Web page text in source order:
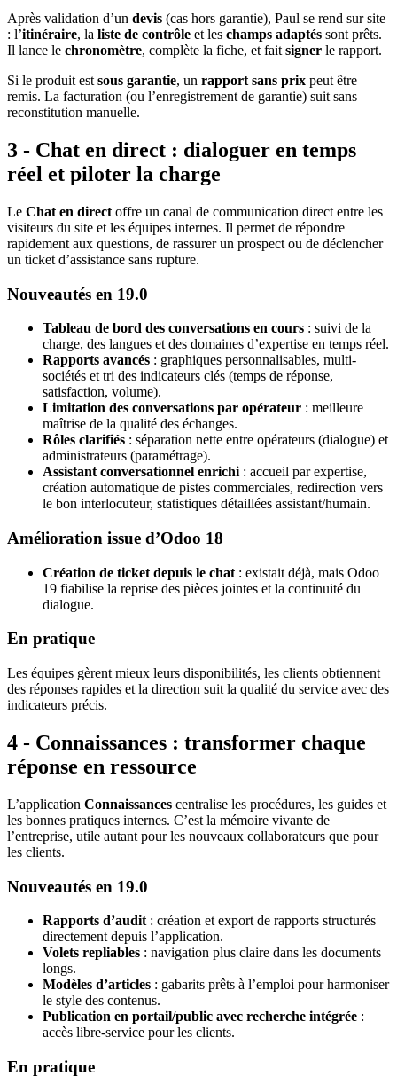
Après validation d’un devis (cas hors garantie), Paul se rend sur site
: l’itinéraire, la liste de contrôle et les champs adaptés sont prêts.
Il lance le chronomètre, complète la fiche, et fait signer le rapport.
Si le produit est sous garantie, un rapport sans prix peut être
remis. La facturation (ou l’enregistrement de garantie) suit sans
reconstitution manuelle.
3 - Chat en direct : dialoguer en temps
réel et piloter la charge
Le Chat en direct offre un canal de communication direct entre les
visiteurs du site et les équipes internes. Il permet de répondre
rapidement aux questions, de rassurer un prospect ou de déclencher
un ticket d’assistance sans rupture.
Nouveautés en 19.0
Tableau de bord des conversations en cours : suivi de la
charge, des langues et des domaines d’expertise en temps réel.
Rapports avancés : graphiques personnalisables, multi-
sociétés et tri des indicateurs clés (temps de réponse,
satisfaction, volume).
Limitation des conversations par opérateur : meilleure
maîtrise de la qualité des échanges.
Rôles clarifiés : séparation nette entre opérateurs (dialogue) et
administrateurs (paramétrage).
Assistant conversationnel enrichi : accueil par expertise,
création automatique de pistes commerciales, redirection vers
le bon interlocuteur, statistiques détaillées assistant/humain.
Amélioration issue d’Odoo 18
Création de ticket depuis le chat : existait déjà, mais Odoo
19 fiabilise la reprise des pièces jointes et la continuité du
dialogue.
En pratique
Les équipes gèrent mieux leurs disponibilités, les clients obtiennent
des réponses rapides et la direction suit la qualité du service avec des
indicateurs précis.
4 - Connaissances : transformer chaque
réponse en ressource
L’application Connaissances centralise les procédures, les guides et
les bonnes pratiques internes. C’est la mémoire vivante de
l’entreprise, utile autant pour les nouveaux collaborateurs que pour
les clients.
Nouveautés en 19.0
Rapports d’audit: création et export de rapports structurés
directement depuis l’application.
Volets repliables : navigation plus claire dans les documents
longs.
Modèles d’articles : gabarits prêts à l’emploi pour harmoniser
le style des contenus.
Publication en portail/public avec recherche intégrée :
accès libre-service pour les clients.
En pratique